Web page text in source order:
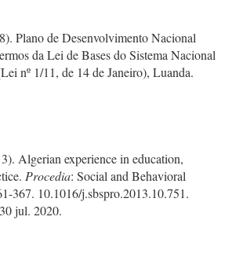
Plano de Desenvolvimento Nacional
da Lei de Bases do Sistema Nacional
nº 1/11, de 14 de Janeiro), Luanda.
Algerian experience in education,
Procedia: Social and Behavioral
367. 10.1016/j.sbspro.2013.10.751.
jul. 2020.